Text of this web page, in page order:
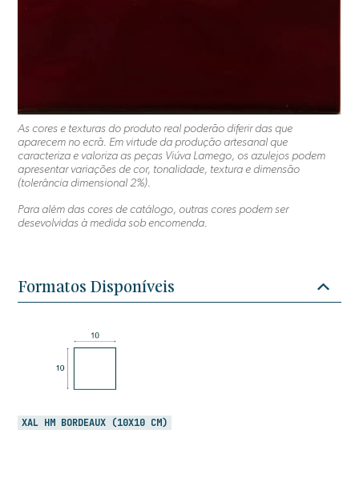
As cores e texturas do produto real poderão diferir das que
aparecem no ecrã. Em virtude da produção artesanal que
caracteriza e valoriza as peças Viúva Lamego, os azulejos podem
apresentar variações de cor, tonalidade, textura e dimensão
(tolerância dimensional 2%).
Para além das cores de catálogo, outras cores podem ser
desevolvidas à medida sob encomenda.
Formatos Disponíveis
XAL HM BORDEAUX (10X10 CM)